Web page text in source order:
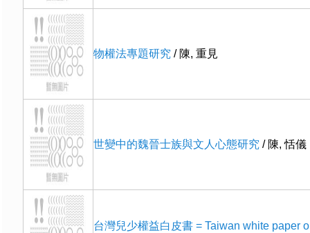
物權法專題研究 / 陳, 重見
世變中的魏晉士族與文人心態研究 / 陳, 恬儀
台灣兒少權益白皮書 = Taiwan white paper